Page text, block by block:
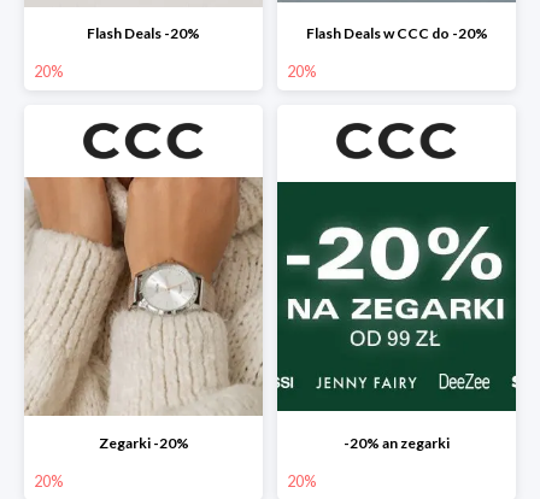
Flash Deals -20%
20%
Flash Deals w CCC do -20%
20%
Zegarki -20%
20%
-20% an zegarki
20%